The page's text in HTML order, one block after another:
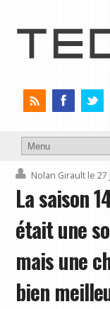
Nolan Girault le 27
La saison
était une
mais une
bien